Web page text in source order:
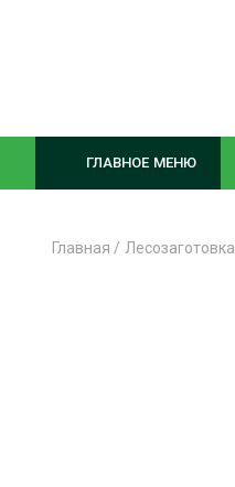
ГЛАВНОЕ МЕНЮ
Главная / Лесозаготовка